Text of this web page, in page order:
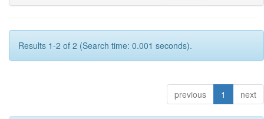
Results 1-2 of 2 (Search time: 0.001 seconds).
previous 1 next